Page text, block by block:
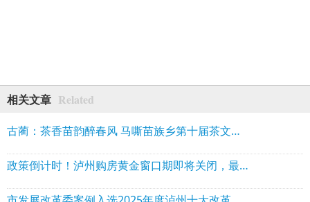
相关文章 Related
古蔺：茶香苗韵醉春风 马嘶苗族乡第十届茶文化周开幕
政策倒计时！泸州购房黄金窗口期即将关闭，最高省10万，错过再无！